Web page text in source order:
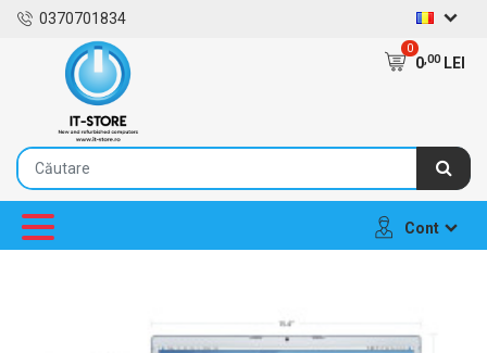
0370701834
0
0,00LEI
Cont